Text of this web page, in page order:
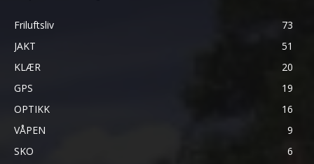
Friluftsliv
73
JAKT
51
KLÆR
20
GPS
19
OPTIKK
16
VÅPEN
9
SKO
6